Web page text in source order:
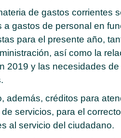
de gastos corrientes
a gastos de personal en
para el presente año,
así como la
2019 y las necesidades
además, créditos para
servicios, para el
al servicio del ciudadano.